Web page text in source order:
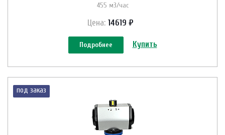
455 м3/час
Цена: 14619 ₽
Подробнее Купить
под заказ